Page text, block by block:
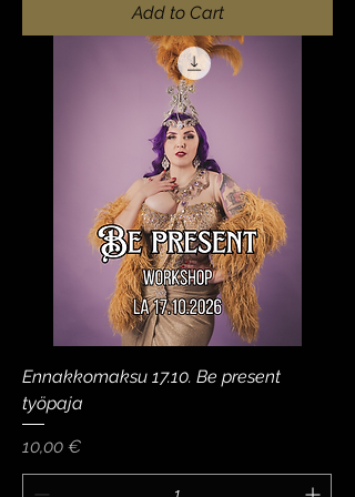
Add to Cart
Ennakkomaksu 17.10. Be present
työpaja
Price
10,00 €